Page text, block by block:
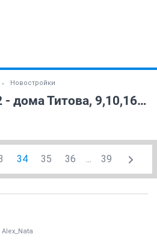
Новостройки
Чистая слобода 2 - дома Титова, 9,10,16,17 стр. (часть 3)
34 35 36 ... 39
Alex_Nata